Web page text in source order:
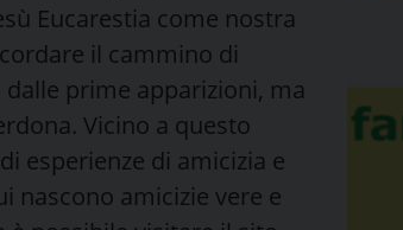
Eucarestia come nostra
il cammino di
prime apparizioni, ma
Vicino a questo
esperienze di amicizia e
nascono amicizie vere e